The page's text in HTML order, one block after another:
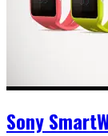
Sony